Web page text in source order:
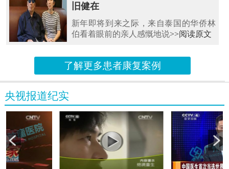
旧健在
新年即将到来之际，来自泰国的华侨林
伯看着眼前的亲人感慨地说>>阅读原文
了解更多患者康复案例
央视报道纪实